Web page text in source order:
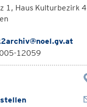
1, Haus Kulturbezirk 4
12059